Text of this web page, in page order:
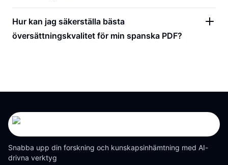
Hur kan jag säkerställa bästa
översättningskvalitet för min spanska PDF?
Snabba upp din forskning och kunskapsinhämtning med AI-
drivna verktyg